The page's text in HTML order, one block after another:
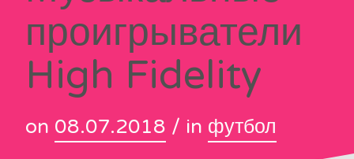
проигрыватели
High Fidelity
on 08.07.2018 / in футбол